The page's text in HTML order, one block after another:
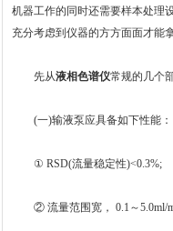
机器工作的同时还需要样本处理
充分考虑到仪器的方方面面才能
先从液相色谱仪常规的几个
(一)输液泵应具备如下性能：
① RSD(流量稳定性)<0.3%;
② 流量范围宽， 0.1～5.0ml/